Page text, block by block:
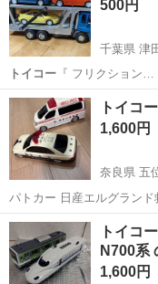
500円
千葉県 津
トイコー『 フリクション…
千葉 船橋市 津田沼
トイコ
1,600円
奈良県 五
パトカー 日産エルグランド
ッドライトの…
奈良 香芝市 五位
トイコ
N700系
1,600円